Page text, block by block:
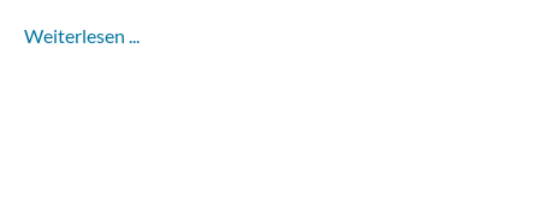
Weiterlesen ...